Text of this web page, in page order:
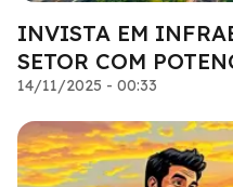
INVISTA EM
SETOR COM
14/11/2025 - 00:33